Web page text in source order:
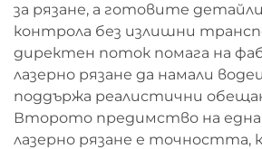
за рязане, а готовите
контрола без излишни
директен поток помага на
лазерно рязане да намали
поддържа реалистични
Второто предимство на една
лазерно рязане е